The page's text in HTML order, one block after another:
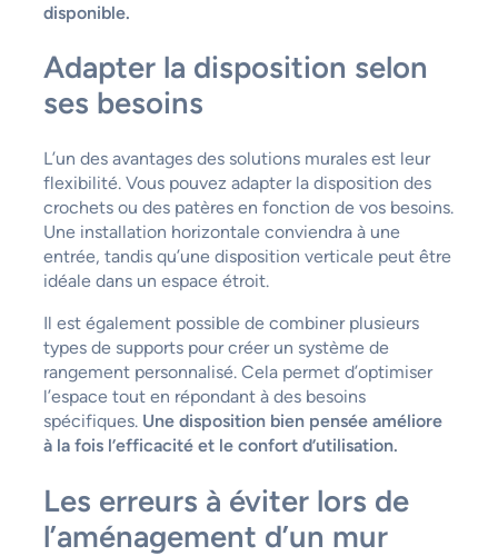
disponible.
Adapter la disposition selon
ses besoins
L’un des avantages des solutions murales est leur
flexibilité. Vous pouvez adapter la disposition des
crochets ou des patères en fonction de vos besoins.
Une installation horizontale conviendra à une
entrée, tandis qu’une disposition verticale peut être
idéale dans un espace étroit.
Il est également possible de combiner plusieurs
types de supports pour créer un système de
rangement personnalisé. Cela permet d’optimiser
l’espace tout en répondant à des besoins
spécifiques. Une disposition bien pensée améliore
à la fois l’efficacité et le confort d’utilisation.
Les erreurs à éviter lors de
l’aménagement d’un mur